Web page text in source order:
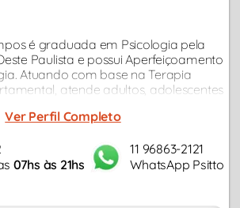
é graduada em Psicologia pela
Paulista e possui Aperfeiçoamento
Atuando com base na Terapia
atende adultos, adolescentes
e autoconhecimento...
Ver Perfil Completo
07hs às 21hs
11 96863-2121
WhatsApp Psitto